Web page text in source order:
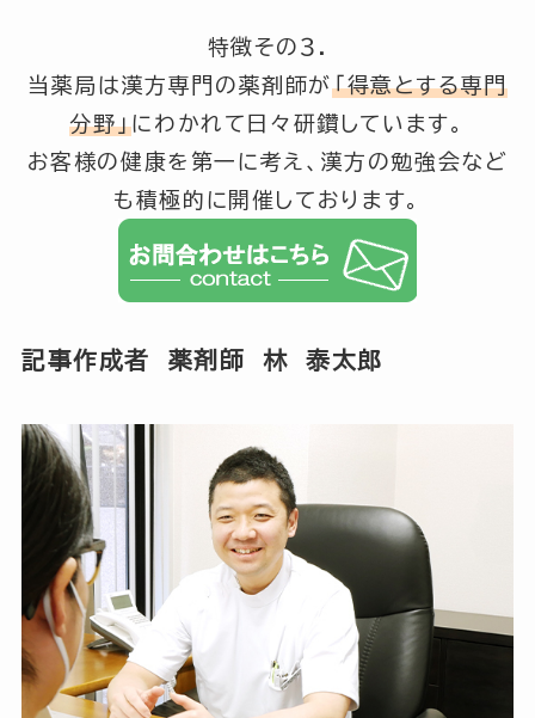
特徴その３.
当薬局は漢方専門の薬剤師が「得意とする専門
分野」にわかれて日々研鑽しています。
お客様の健康を第一に考え、漢方の勉強会など
も積極的に開催しております。
記事作成者 薬剤師 林 泰太郎